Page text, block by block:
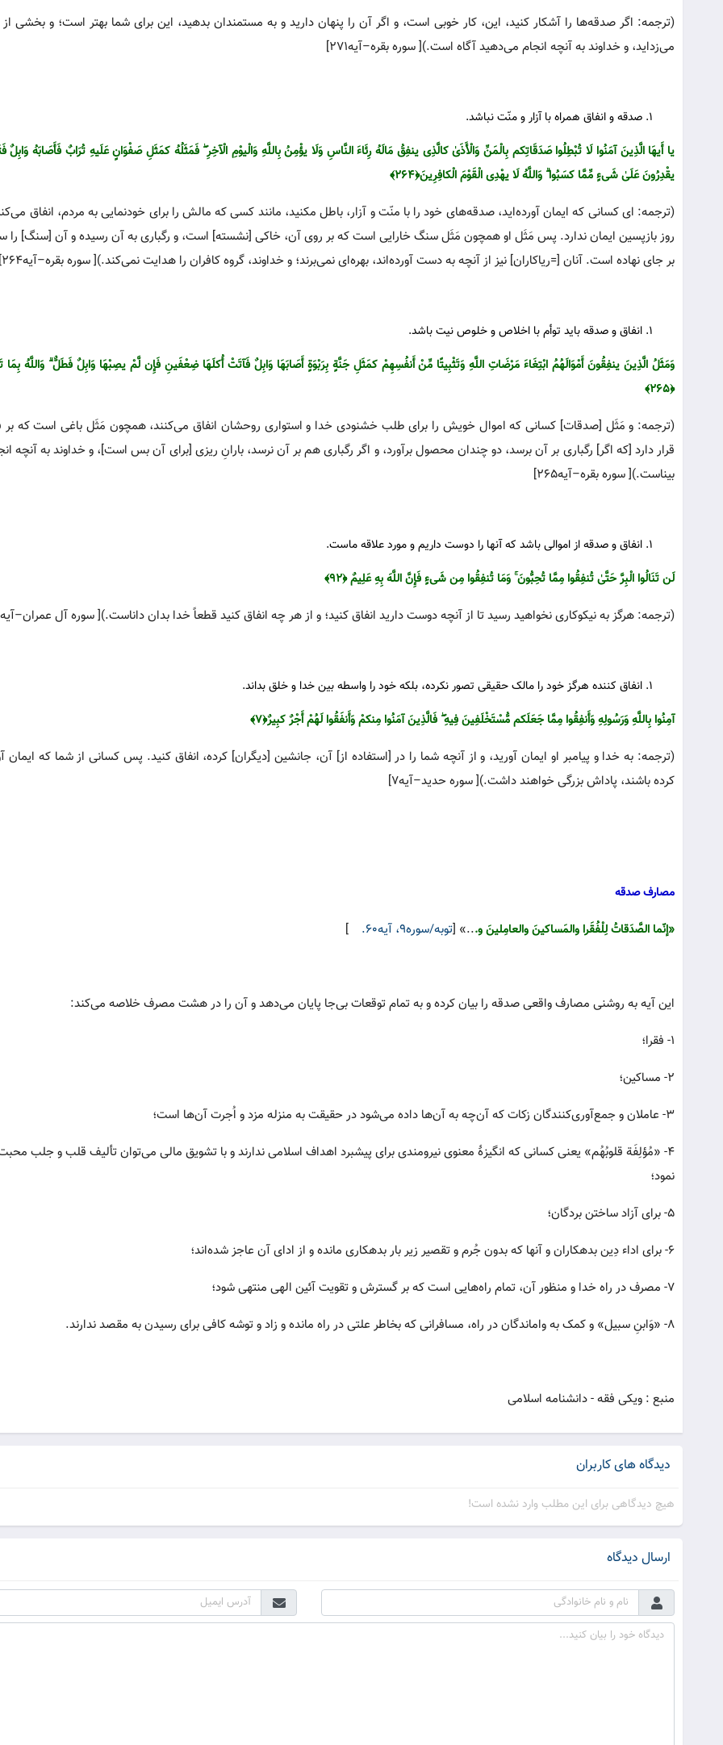
(ترجمه: اگر صدقه‌ها را آشکار کنید، این، کار خوبی است، و اگر آن را پنهان دارید و به مستمندان بدهید، این برای شما بهتر است؛ و بخشی از
می‌زداید، و خداوند به آنچه انجام می‌دهید آگاه است.)[ سوره بقره–آیه۲۷۱]
صدقه و انفاق همراه با آزار و منّت نباشد.
یا أَیهَا الَّذِینَ آمَنُوا لَا تُبْطِلُوا صَدَقَاتِکم بِالْمَنِّ وَالْأَذَیٰ کالَّذِی ینفِقُ مَالَهُ رِ‌ئَاءَ النَّاسِ وَلَا یؤْمِنُ بِاللَّهِ وَالْیوْمِ الْآخِرِ ۖ فَمَثَلُهُ کمَثَلِ صَفْوَانٍ عَلَیهِ تُرَ‌ابٌ فَأَصَابَهُ وَابِلٌ
یقْدِرُ‌ونَ عَلَیٰ شَیءٍ مِّمَّا کسَبُوا ۗ وَاللَّهُ لَا یهْدِی الْقَوْمَ الْکافِرِ‌ینَ﴿۲۶۴﴾
(ترجمه: ای کسانی که ایمان آورده‌اید، صدقه‌های خود را با منّت و آزار، باطل مکنید، مانند کسی که مالش را برای خودنمایی به مردم، انفاق
روز بازپسین ایمان ندارد. پس مَثَل او همچون مَثَل سنگ خارایی است که بر روی آن، خاکی [نشسته‌] است، و رگباری به آن رسیده و آن [سنگ‌]
بر جای نهاده است. آنان [=ریاکاران‌] نیز از آنچه به دست آورده‌اند، بهره‌ای نمی‌برند؛ و خداوند، گروه کافران را هدایت نمی‌کند.)[ سوره بقره–آیه۲۶۴]
انفاق و صدقه باید توأم با اخلاص و خلوص نیت باشد.
وَمَثَلُ الَّذِینَ ینفِقُونَ أَمْوَالَهُمُ ابْتِغَاءَ مَرْ‌ضَاتِ اللَّهِ وَتَثْبِیتًا مِّنْ أَنفُسِهِمْ کمَثَلِ جَنَّةٍ بِرَ‌بْوَةٍ أَصَابَهَا وَابِلٌ فَآتَتْ أُکلَهَا ضِعْفَینِ فَإِن لَّمْ یصِبْهَا وَابِلٌ فَطَلٌّ ۗ وَاللَّهُ
﴿۲۶۵﴾
(ترجمه: و مَثَل [صدقات‌] کسانی که اموال خویش را برای طلب خشنودی خدا و استواری روحشان انفاق می‌کنند، همچون مَثَل باغی است که بر
قرار دارد [که اگر] رگباری بر آن برسد، دو چندان محصول برآورد، و اگر رگباری هم بر آن نرسد، بارانِ ریزی [برای آن بس است‌]، و خداوند به آنچه
بیناست.)[ سوره بقره–آیه۲۶۵]
انفاق و صدقه از اموالی باشد که آنها را دوست داریم و مورد علاقه ماست.
لَن تَنَالُوا الْبِرَّ حَتَّیٰ تُنفِقُوا مِمَّا تُحِبُّونَ ۚ وَمَا تُنفِقُوا مِن شَیءٍ فَإِنَّ اللَّهَ بِهِ عَلِیمٌ ﴿۹۲﴾
(ترجمه: هرگز به نیکوکاری نخواهید رسید تا از آنچه دوست دارید انفاق کنید؛ و از هر چه انفاق کنید قطعاً خدا بدان داناست.)[ سوره آل عمران–آیه۹۲]
انفاق کننده هرگز خود را مالک حقیقی تصور نکرده، بلکه خود را واسطه بین خدا و خلق بداند.
آمِنُوا بِاللَّهِ وَرَ‌سُولِهِ وَأَنفِقُوا مِمَّا جَعَلَکم مُّسْتَخْلَفِینَ فِیهِ ۖ فَالَّذِینَ آمَنُوا مِنکمْ وَأَنفَقُوا لَهُمْ أَجْرٌ کبِیرٌ‌﴿۷﴾
(ترجمه: به خدا و پیامبر او ایمان آورید، و از آنچه شما را در [استفاده از] آن، جانشین [دیگران‌] کرده، انفاق کنید. پس کسانی از شما که ایمان
کرده باشند، پاداش بزرگی خواهند داشت.)[ سوره حدید–آیه۷]
مصارف صدقه
«إنّما الصَّدَقاتُ لِلْفُقَرا والمَساکینَ والعامِلینَ و...» [توبه/سوره۹، آیه۶۰. ]
این آیه به روشنی مصارف واقعی صدقه را بیان کرده و به تمام توقعات بی‌جا پایان می‌دهد و آن را در هشت مصرف خلاصه می‌کند:
۱- فقرا؛
۲- مساکین؛
۳- عاملان و جمع‌آوری‌کنندگان زکات که آن‌چه به آن‌ها داده می‌شود در حقیقت به منزله مزد و اُجرت آن‌ها است؛
۴- «مُؤلِفَة قلوبُهُم» یعنی کسانی که انگیزۀ معنوی نیرومندی برای پیشبرد اهداف اسلامی ندارند و با تشویق مالی می‌توان تألیف قلب و جلب محبت
نمود؛
۵- برای آزاد ساختن بردگان؛
۶- برای اداء دِین بدهکاران و آنها که بدون جُرم و تقصیر زیر بار بدهکاری‌ مانده و از ادای آن عاجز شده‌اند؛
۷- مصرف در راه خدا و منظور آن، تمام راه‌هایی است که بر گسترش و تقویت آئین الهی منتهی شود؛
۸- «وَابنِ سبیل» و کمک به واماندگان در راه، مسافرانی که بخاطر علتی در راه مانده و زاد و توشه کافی برای رسیدن به مقصد ندارند.
منبع : ویکی فقه - دانشنامه اسلامی
دیدگاه های کاربران
هیچ دیدگاهی برای این مطلب وارد نشده است!
ارسال دیدگاه